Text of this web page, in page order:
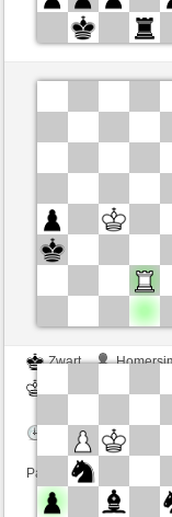
Wit
Zwart
Speelduur: 9
Partij telt mee voor de